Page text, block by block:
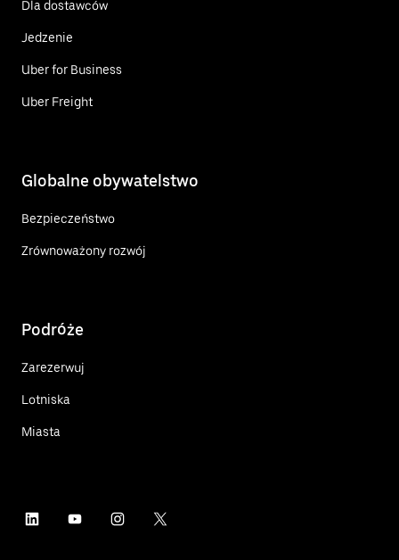
Dla dostawców
Jedzenie
Uber for Business
Uber Freight
Globalne obywatelstwo
Bezpieczeństwo
Zrównoważony rozwój
Podróże
Zarezerwuj
Lotniska
Miasta